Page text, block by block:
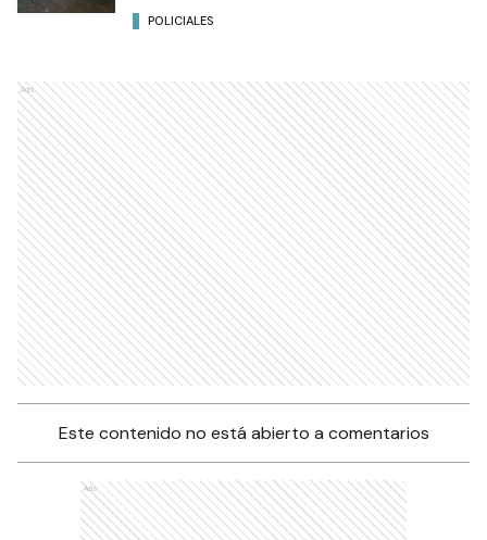
POLICIALES
Ads
Este contenido no está abierto a comentarios
Ads